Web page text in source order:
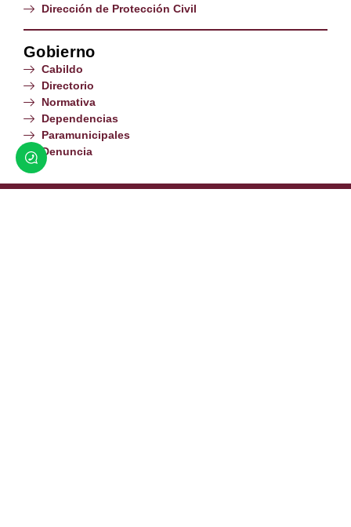
Dirección de Protección Civil
Gobierno
Cabildo
Directorio
Normativa
Dependencias
Paramunicipales
Denuncia